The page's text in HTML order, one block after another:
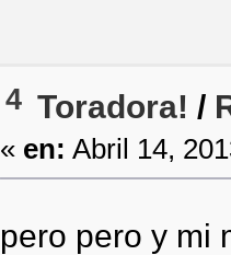
4 Toradora! /
« en: Abril 14,
pero pero y mi